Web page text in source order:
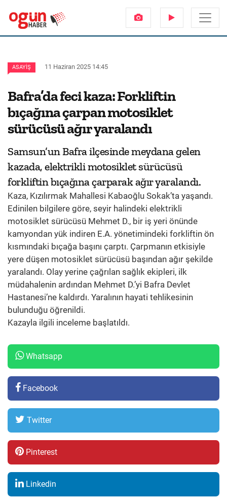
ASAYIŞ 11 Haziran 2025 14:45
Bafra’da feci kaza: Forkliftin
bıçağına çarpan motosiklet
sürücüsü ağır yaralandı
Samsun’un Bafra ilçesinde meydana gelen
kazada, elektrikli motosiklet sürücüsü
forkliftin bıçağına çarparak ağır yaralandı.
Kaza, Kızılırmak Mahallesi Kabaoğlu Sokak’ta yaşandı.
Edinilen bilgilere göre, seyir halindeki elektrikli
motosiklet sürücüsü Mehmet D., bir iş yeri önünde
kamyondan yük indiren E.A. yönetimindeki forkliftin ön
kısmındaki bıçağa başını çarptı. Çarpmanın etkisiyle
yere düşen motosiklet sürücüsü başından ağır şekilde
yaralandı. Olay yerine çağrılan sağlık ekipleri, ilk
müdahalenin ardından Mehmet D.’yi Bafra Devlet
Hastanesi’ne kaldırdı. Yaralının hayati tehlikesinin
bulunduğu öğrenildi.
Kazayla ilgili inceleme başlatıldı.
Whatsapp
Facebook
Twitter
Pinterest
Linkedin